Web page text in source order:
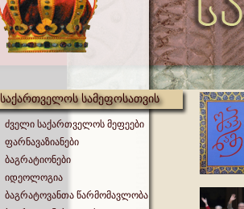
საქართველოს სამეფოსათვის
ძველი საქართველოს მეფეები
ფარნავაზიანები
ბაგრატიონები
იდეოლოგია
ბაგრატოვანთა წარმომავლობა